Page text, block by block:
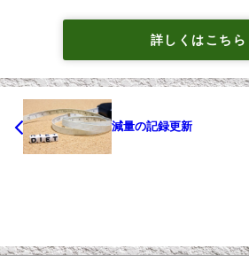
詳しくはこちら
減量の記録更新